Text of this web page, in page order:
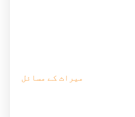
میراث کے مسائل